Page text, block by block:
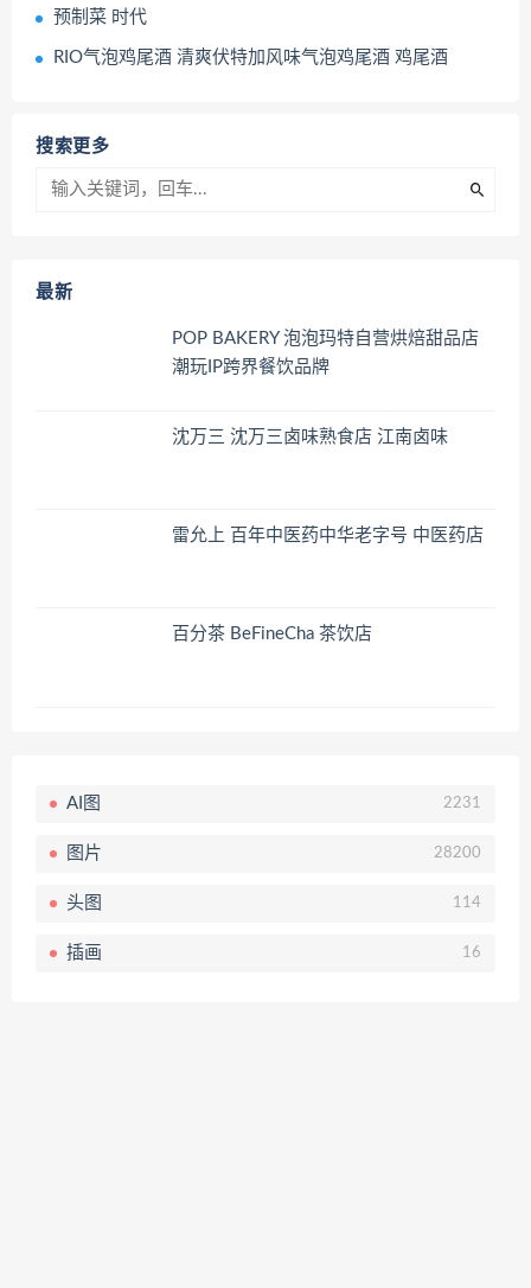
预制菜 时代
RIO气泡鸡尾酒 清爽伏特加风味气泡鸡尾酒 鸡尾酒
搜索更多
最新
POP BAKERY 泡泡玛特自营烘焙甜品店
潮玩IP跨界餐饮品牌
沈万三 沈万三卤味熟食店 江南卤味
雷允上 百年中医药中华老字号 中医药店
百分茶 BeFineCha 茶饮店
AI图 2231
图片 28200
头图 114
插画 16